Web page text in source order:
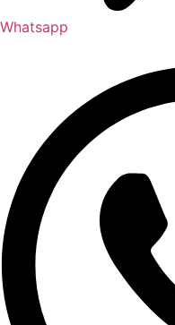
Whatsapp